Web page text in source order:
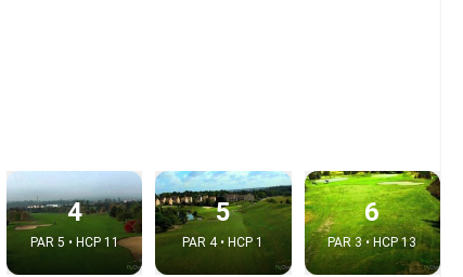
4
PAR 5 • HCP 11
5
PAR 4 • HCP 1
6
PAR 3 • HCP 13